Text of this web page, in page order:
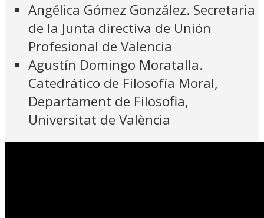
Angélica Gómez González. Secretaria
de la Junta directiva de Unión
Profesional de Valencia
Agustín Domingo Moratalla.
Catedrático de Filosofía Moral,
Departament de Filosofia,
Universitat de València